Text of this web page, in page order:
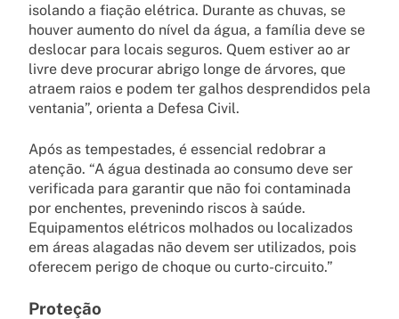
isolando a fiação elétrica. Durante as chuvas, se
houver aumento do nível da água, a família deve se
deslocar para locais seguros. Quem estiver ao ar
livre deve procurar abrigo longe de árvores, que
atraem raios e podem ter galhos desprendidos pela
ventania”, orienta a Defesa Civil.
Após as tempestades, é essencial redobrar a
atenção. “A água destinada ao consumo deve ser
verificada para garantir que não foi contaminada
por enchentes, prevenindo riscos à saúde.
Equipamentos elétricos molhados ou localizados
em áreas alagadas não devem ser utilizados, pois
oferecem perigo de choque ou curto-circuito.”
Proteção